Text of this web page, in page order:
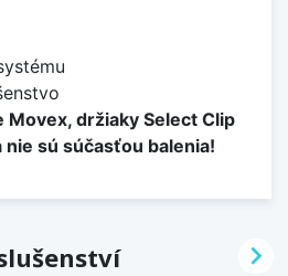
Movex, držiaky Select Clip
sú súčasťou balenia!
